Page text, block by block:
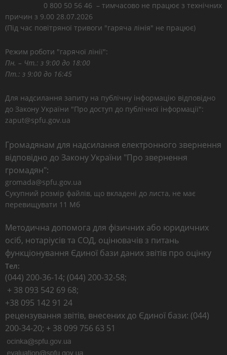
0 800 50 56 46 – тимчасово не працює з технічних
причин з 9.00 28.07.2026
(Під час повітряної тривоги "гаряча лінія" не працює)
Режим роботи "гарячої лінії":
Пн. – Чт.: з 9:00 до 18:00
Пт.: з 9:00 до 16:45
Для надсилання запиту на публічну інформацію відповідно
до Закону України "Про доступ до публічної інформації":
zaput@spfu.gov.ua
Громадянам для надсилання електронного звернення
відповідно до Закону України "Про звернення
громадян":
gromada@spfu.gov.ua
Сукупний розмір файлів, що вкладені до листа, не має
перевищувати 11 Мб
Методична допомога для фізичних або юридичних
осіб, нотаріусів та СОД, оцінювачів з питань
функціонування Єдиної бази даних звітів про оцінку
Тел:
(044) 200-36-14; (044) 200-32-58;
+ 38 093 542 69 68;
+38 095 142 91 24
рецензування звітів, внесених до Єдиної бази: (044)
200-34-20; + 38 099 756 63 51